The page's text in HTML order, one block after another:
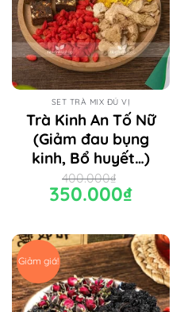
SET TRÀ MIX ĐỦ VỊ
Trà Kinh An Tố Nữ
(Giảm đau bụng
kinh, Bổ huyết…)
400.000₫
Giá
gốc
350.000₫Giá
Giảm giá!